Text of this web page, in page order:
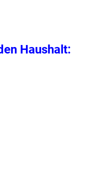
Haushalt: